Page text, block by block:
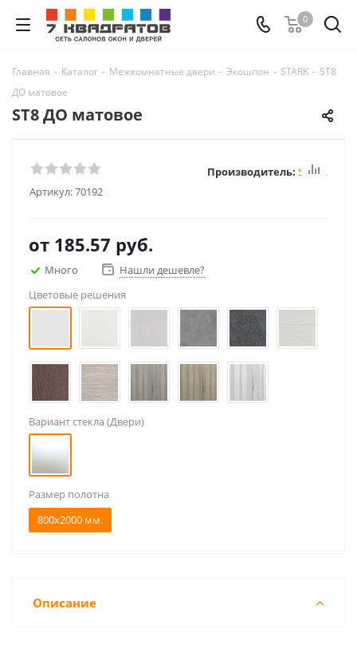
0
Главная - Каталог - Межкомнатные двери - Экошпон - STARK - ST8
ДО матовое
ST8 ДО матовое
Артикул:70192
Производитель: STARK
от 185.57 руб.
Много
Нашли дешевле?
Цветовые решения
Вариант стекла (Двери)
Размер полотна
800x2000 мм.
Описание